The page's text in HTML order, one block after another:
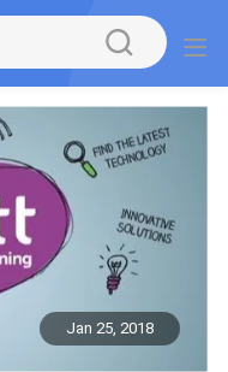
Jan 25, 2018